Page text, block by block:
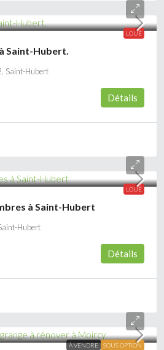
LOUÉ
Saint-Hubert.
Saint-Hubert
Détails
LOUÉ
à Saint-Hubert
Hubert
Détails
À VENDRE SOUS OPTION